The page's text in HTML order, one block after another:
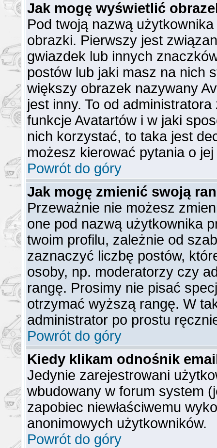
Jak mogę wyświetlić
Pod twoją nazwą
obrazki. Pierwszy jest
gwiazdek lub innych
postów lub jaki masz na nich
większy obrazek nazywany
jest inny. To od
funkcje Avatartów i w jaki
nich korzystać, to taka jest
możesz kierować pytania o
Powrót do góry
Jak mogę zmienić swoją
Przeważnie nie możesz
one pod nazwą użytkownika
twoim profilu, zależnie od
zaznaczyć liczbę postów,
osoby, np. moderatorzy czy
rangę. Prosimy nie pisać
otrzymać wyższą rangę. W
administrator po prostu
Powrót do góry
Kiedy klikam odnośnik
Jedynie zarejestrowani
wbudowany w forum system
zapobiec niewłaściwemu
anonimowych użytkowników.
Powrót do góry